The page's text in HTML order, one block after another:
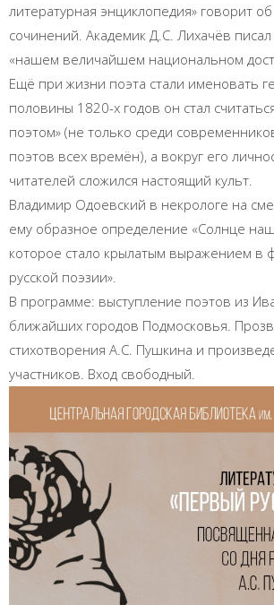
литературная энциклопедия» говорит
сочинений. Академик Д.С. Лихачёв
«нашем величайшем национальном
Ещё при жизни поэта стали именовать
половины 1820-х годов он стал
поэтом» (не только среди
поэтов всех времён), а вокруг его
читателей сложился настоящий культ.
Владимир Одоевский в некрологе на
ему образное определение «Солнце
которое стало крылатым выражением в
русской поэзии».
В программе: выступление поэтов из
ближайших городов Подмосковья.
стихотворения А.С. Пушкина и
участников. Вход свободный.